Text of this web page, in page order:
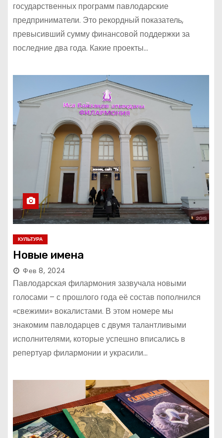
государственных программ павлодарские
предприниматели. Это рекордный показатель,
превысивший сумму финансовой поддержки за
последние два года. Какие проекты…
КУЛЬТУРА
Новые имена
Фев 8, 2024
Павлодарская филармония зазвучала новыми
голосами – с прошлого года её состав пополнился
«свежими» вокалистами. В этом номере мы
знакомим павлодарцев с двумя талантливыми
исполнителями, которые успешно вписались в
репертуар филармонии и украсили…